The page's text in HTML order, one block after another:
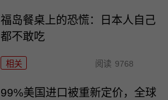
福岛餐桌上的恐慌：日本人自己
都不敢吃
相关 阅读 9768
99%美国进口被重新定价，全球